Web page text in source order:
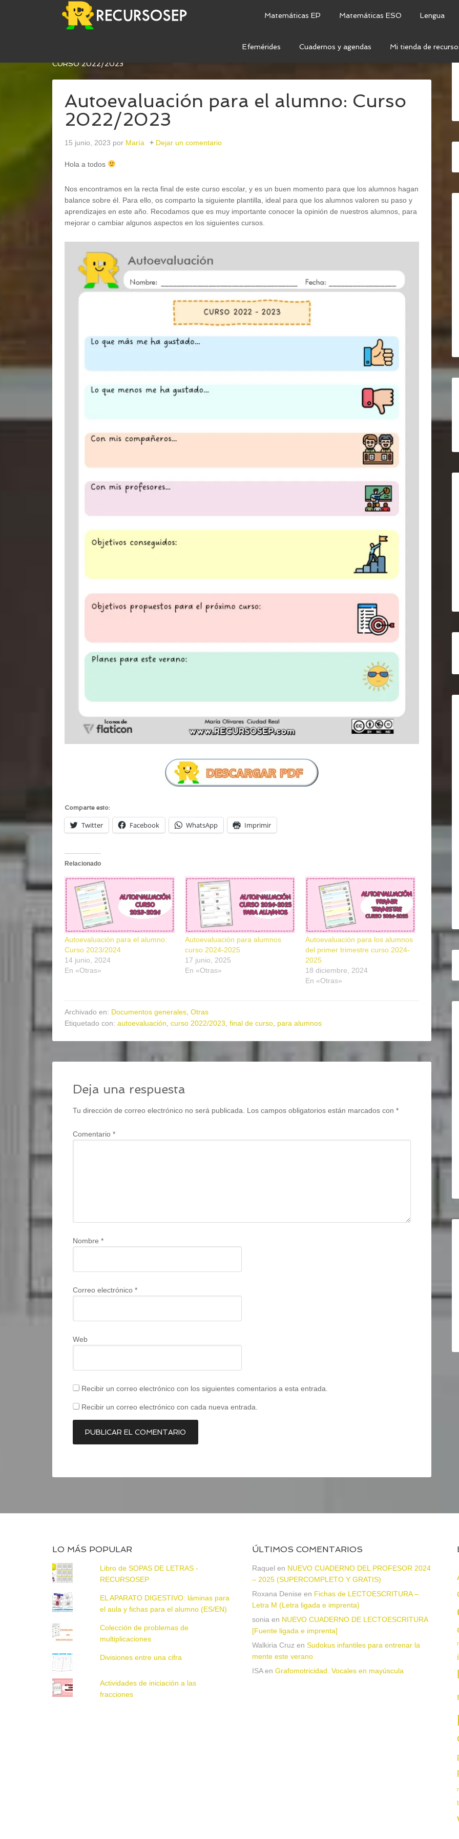
Matemáticas EP Matemáticas ESO Lengua
Efemérides Cuadernos y agendas Mi tienda de
AUTOEVALUACIÓN PARA EL ALUMNO:
CURSO 2022/2023
Autoevaluación para el alumno: Curso
2022/2023
15 junio, 2023 por María Dejar un comentario
Hola a todos
Nos encontramos en la recta final de este curso escolar, y es un buen momento para que los alumnos hagan
balance sobre él. Para ello, os comparto la siguiente plantilla, ideal para que los alumnos valoren su paso y
aprendizajes en este año. Recodamos que es muy importante conocer la opinión de nuestros alumnos, para
mejorar o cambiar algunos aspectos en los siguientes cursos.
Comparte esto:
Twitter Facebook WhatsApp Imprimir
Relacionado
Autoevaluación para el alumno:
Curso 2023/2024
14 junio, 2024
En «Otras»
Autoevaluación para alumnos
curso 2024-2025
17 junio, 2025
En «Otras»
Autoevaluación para los alumnos
del primer trimestre curso 2024-
2025
18 diciembre, 2024
En «Otras»
Archivado en: Documentos generales Otras
Etiquetado con: autoevaluación curso 2022/2023 final de curso para alumnos
Deja una respuesta
Tu dirección de correo electrónico no será publicada. Los campos obligatorios están marcados con *
Comentario *
Nombre *
Correo electrónico *
Web
Recibir un correo electrónico con los siguientes comentarios a esta entrada.
Recibir un correo electrónico con cada nueva entrada.
LO MÁS POPULAR
Libro de SOPAS DE LETRAS -
RECURSOSEP
EL APARATO DIGESTIVO: láminas para
el aula y fichas para el alumno (ES/EN)
Colección de problemas de
multiplicaciones
Divisiones entre una cifra
Actividades de iniciación a las
fracciones
ÚLTIMOS COMENTARIOS
Raquel en NUEVO CUADERNO DEL PROFESOR 2024
– 2025 (SUPERCOMPLETO Y GRATIS)
Roxana Denise en Fichas de LECTOESCRITURA –
Letra M (Letra ligada e imprenta)
sonia en NUEVO CUADERNO DE LECTOESCRITURA
[Fuente ligada e imprenta]
Walkiria Cruz en Sudokus infantiles para entrenar la
mente este verano
ISAen Grafomotricidad. Vocales en mayúscula